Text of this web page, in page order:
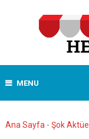
MENU
Ana Sayfa - Şok Aktüel